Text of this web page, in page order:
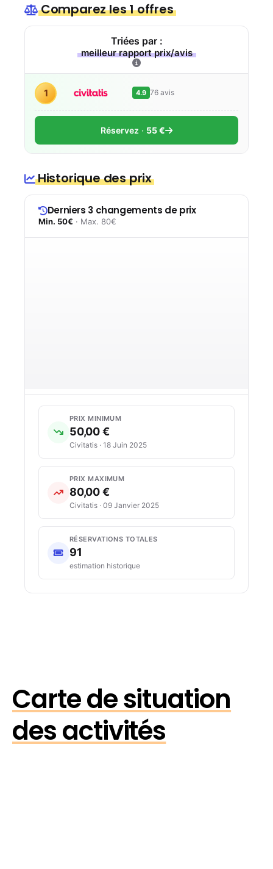
Comparez les 1 offres
Triées par :
meilleur rapport prix/avis
1 4.9 76 avis
Réservez 55 €
Historique des prix
Derniers 3 changements de prix
Min. 50€ · Max. 80€
PRIX MINIMUM
50,00 €
Civitatis · 18 Juin 2025
PRIX MAXIMUM
80,00 €
Civitatis · 09 Janvier 2025
RÉSERVATIONS TOTALES
91
estimation historique
Carte de situation
des activités